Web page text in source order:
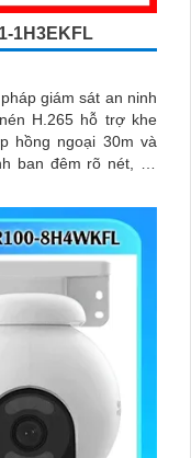
1H3EKFL
giám sát an ninh
H.265 hỗ trợ khe
hồng ngoại 30m và
ban đêm rõ nét, có